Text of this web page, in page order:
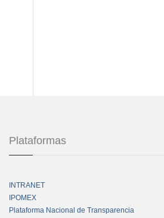
Plataformas
INTRANET
IPOMEX
Plataforma Nacional de Transparencia